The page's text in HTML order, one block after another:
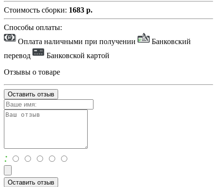
Стоимость сборки: 1683 р.
Способы оплаты:
Оплата наличными при получении
Банковский
перевод
Банковской картой
Отзывы о товаре
Оставить отзыв
:
Оставить отзыв